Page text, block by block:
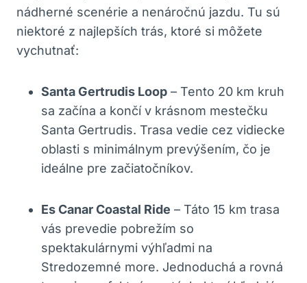
nádherné scenérie a nenáročnú jazdu. Tu sú
niektoré z najlepších trás, ktoré si môžete
vychutnať:
Santa Gertrudis Loop – Tento 20 km kruh
sa začína a končí v krásnom mestečku
Santa Gertrudis. Trasa vedie cez vidiecke
oblasti s minimálnym prevýšením, čo je
ideálne pre začiatočníkov.
Es Canar Coastal Ride – Táto 15 km trasa
vás prevedie pobrežím so
spektakulárnymi výhľadmi na
Stredozemné more. Jednoduchá a rovná